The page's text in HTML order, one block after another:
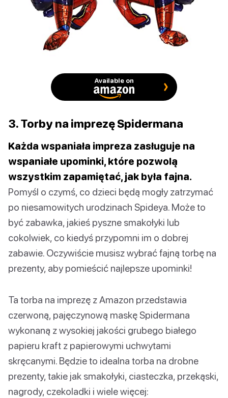
Available on
3. Torby na imprezę Spidermana
Każda wspaniała impreza zasługuje na
wspaniałe upominki, które pozwolą
wszystkim zapamiętać, jak była fajna.
Pomyśl o czymś, co dzieci będą mogły zatrzymać
po niesamowitych urodzinach Spideya. Może to
być zabawka, jakieś pyszne smakołyki lub
cokolwiek, co kiedyś przypomni im o dobrej
zabawie. Oczywiście musisz wybrać fajną torbę na
prezenty, aby pomieścić najlepsze upominki!
Ta torba na imprezę z Amazon przedstawia
czerwoną, pajęczynową maskę Spidermana
wykonaną z wysokiej jakości grubego białego
papieru kraft z papierowymi uchwytami
skręcanymi. Będzie to idealna torba na drobne
prezenty, takie jak smakołyki, ciasteczka, przekąski,
nagrody, czekoladki i wiele więcej: